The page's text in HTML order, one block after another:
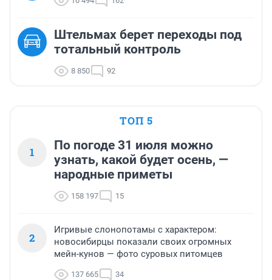
Штельмах берет переходы под
тотальный контроль
8 850 92
ТОП 5
1
По погоде 31 июля можно
узнать, какой будет осень, —
народные приметы
158 197 15
2
Игривые слонопотамы с характером:
новосибирцы показали своих огромных
мейн-кунов — фото суровых питомцев
137 665 34